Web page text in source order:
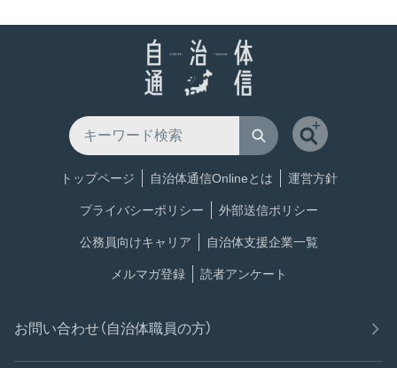
トップページ 自治体通信Onlineとは 運営方針
プライバシーポリシー 外部送信ポリシー
公務員向けキャリア 自治体支援企業一覧
メルマガ登録 読者アンケート
お問い合わせ（自治体職員の方）